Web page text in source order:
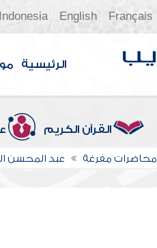
Français
English
Indonesia
الرئيسية
القرآن الكريم
محاضرات مفرغة عبد المحسن